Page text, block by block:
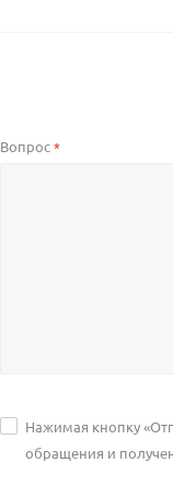
Вопрос*
Нажимая кнопку
обращения и